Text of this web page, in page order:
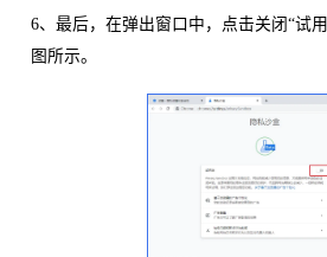
6、最后，在弹出窗口中，点击关闭“试
图所示。